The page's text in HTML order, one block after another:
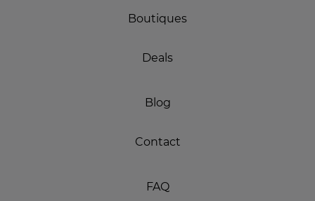
Boutiques
Deals
Blog
Contact
FAQ